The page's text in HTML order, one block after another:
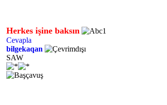
Herkes işine baksın
Cevapla
bilgekaqan
SAW